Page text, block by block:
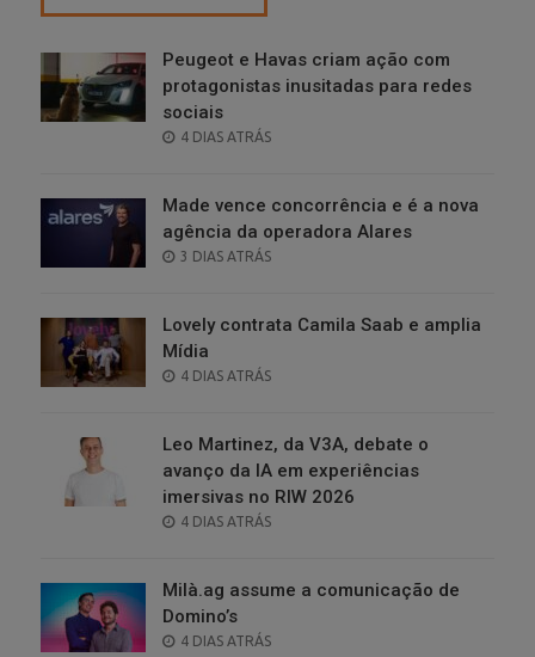
Peugeot e Havas criam ação com
protagonistas inusitadas para redes
sociais
POSTED
4 DIAS ATRÁS
Made vence concorrência e é a nova
agência da operadora Alares
POSTED
3 DIAS ATRÁS
Lovely contrata Camila Saab e amplia
Mídia
POSTED
4 DIAS ATRÁS
Leo Martinez, da V3A, debate o
avanço da IA em experiências
imersivas no RIW 2026
POSTED
4 DIAS ATRÁS
Milà.ag assume a comunicação de
Domino’s
POSTED
4 DIAS ATRÁS